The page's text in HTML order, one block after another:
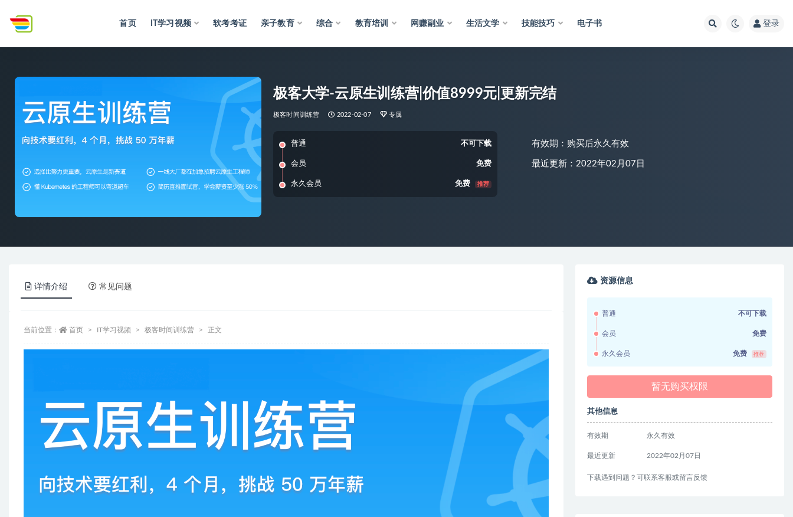
首页 IT学习视频 软考考证 亲子教育 综合 教育培训 网赚副业 生活文学 技能技巧 电子书 登录
极客大学-云原生训练营|价值8999元|更新完结
极客时间训练营 2022-02-07 专属
普通 不可下载
会员 免费
永久会员 免费 推荐
有效期：购买后永久有效
最近更新：2022年02月07日
详情介绍 常见问题
当前位置： 首页 IT学习视频 极客时间训练营 正文
资源信息
普通 不可下载
会员 免费
永久会员 免费 推荐
暂无购买权限
其他信息
有效期 永久有效
最近更新 2022年02月07日
下载遇到问题？可联系客服或留言反馈